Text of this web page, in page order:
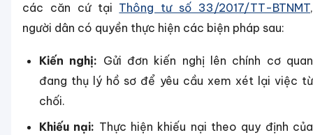
các căn cứ tại Thông tư số 33/2017/TT-BTNMT,
người dân có quyền thực hiện các biện pháp sau:
Kiến nghị: Gửi đơn kiến nghị lên chính cơ quan
đang thụ lý hồ sơ để yêu cầu xem xét lại việc từ
chối.
Khiếu nại: Thực hiện khiếu nại theo quy định của